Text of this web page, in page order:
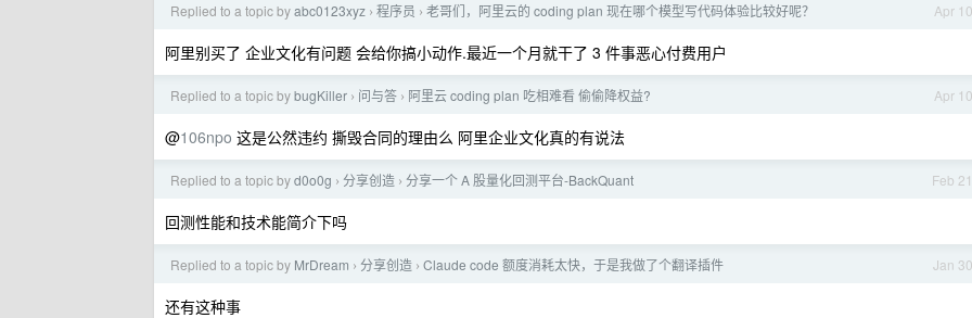
Apr 10
Replied to a topic byabc0123xyz › 程序员 › 老哥们，阿里云的 coding plan 现在哪个模型写代码体验比较好呢？
阿里别买了 企业文化有问题 会给你搞小动作.最近一个月就干了 3 件事恶心付费用户
Apr 10
Replied to a topic bybugKiller › 问与答 › 阿里云 coding plan 吃相难看 偷偷降权益?
@106npo 这是公然违约 撕毁合同的理由么 阿里企业文化真的有说法
Feb 21
Replied to a topic byd0o0g › 分享创造 › 分享一个 A 股量化回测平台-BackQuant
回测性能和技术能简介下吗
Jan 30
Replied to a topic by MrDream › 分享创造 › Claude code 额度消耗太快，于是我做了个翻译插件
还有这种事